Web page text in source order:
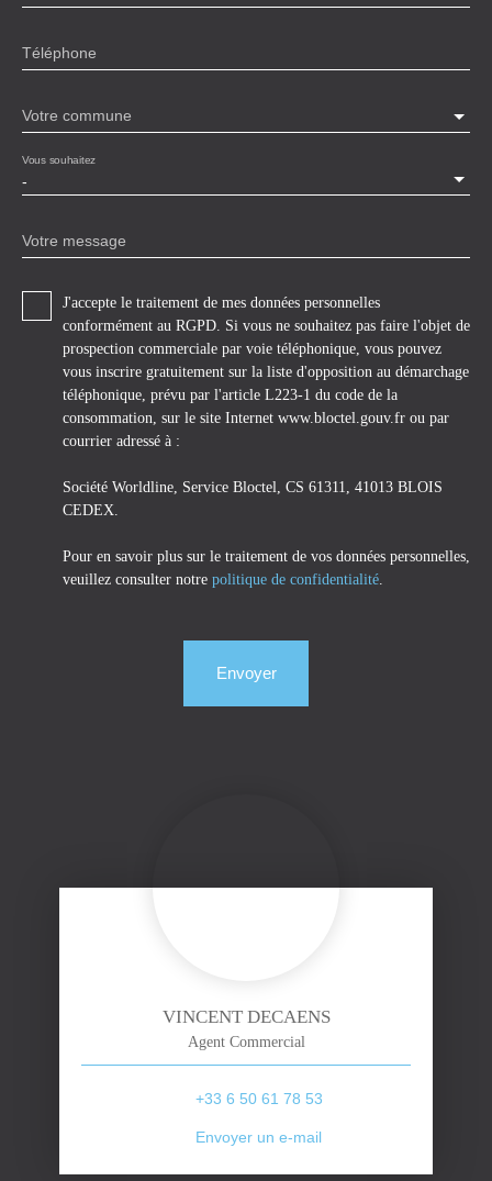
Téléphone
Votre commune
-
Vous souhaitez
Votre message
J'accepte le traitement de mes données personnelles
conformément au RGPD. Si vous ne souhaitez pas faire l'objet de
prospection commerciale par voie téléphonique, vous pouvez
vous inscrire gratuitement sur la liste d'opposition au démarchage
téléphonique, prévu par l'article L223-1 du code de la
consommation, sur le site Internet www.bloctel.gouv.fr ou par
courrier adressé à :
Société Worldline, Service Bloctel, CS 61311, 41013 BLOIS
CEDEX.
Pour en savoir plus sur le traitement de vos données personnelles,
veuillez consulter notre politique de confidentialité
Envoyer
VINCENT DECAENS
Agent Commercial
+33 6 50 61 78 53
Envoyer un e-mail